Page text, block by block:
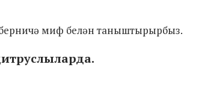
миф белән таныштырырбыз.